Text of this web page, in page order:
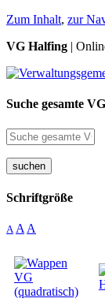
Zum Inhalt, zur
VG Halfing |
Suche gesamte VG
suchen
Schriftgröße
A A A